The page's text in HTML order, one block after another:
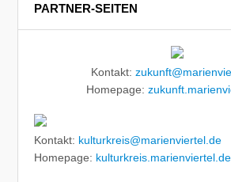
PARTNER-SEITEN
Kontakt:
Homepage:
Kontakt: kulturkreis@marienviertel.de
Homepage: kulturkreis.marienviertel.de